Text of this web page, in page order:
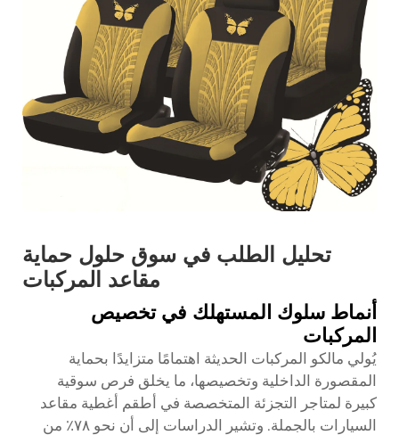
تحليل الطلب في سوق حلول حماية
مقاعد المركبات
أنماط سلوك المستهلك في تخصيص
المركبات
يُولي مالكو المركبات الحديثة اهتمامًا متزايدًا بحماية
المقصورة الداخلية وتخصيصها، ما يخلق فرص سوقية
كبيرة لمتاجر التجزئة المتخصصة في أطقم أغطية مقاعد
السيارات بالجملة. وتشير الدراسات إلى أن نحو ٧٨٪ من